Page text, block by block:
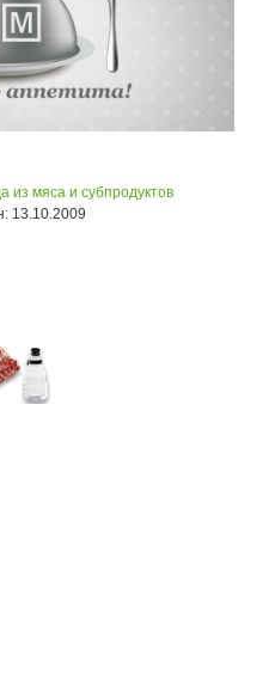
из мяса и субпродуктов
13.10.2009